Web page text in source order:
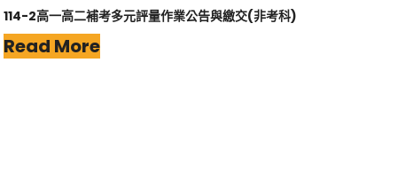
114-2高一高二補考多元評量作業公告與繳交(非考科)
Read More